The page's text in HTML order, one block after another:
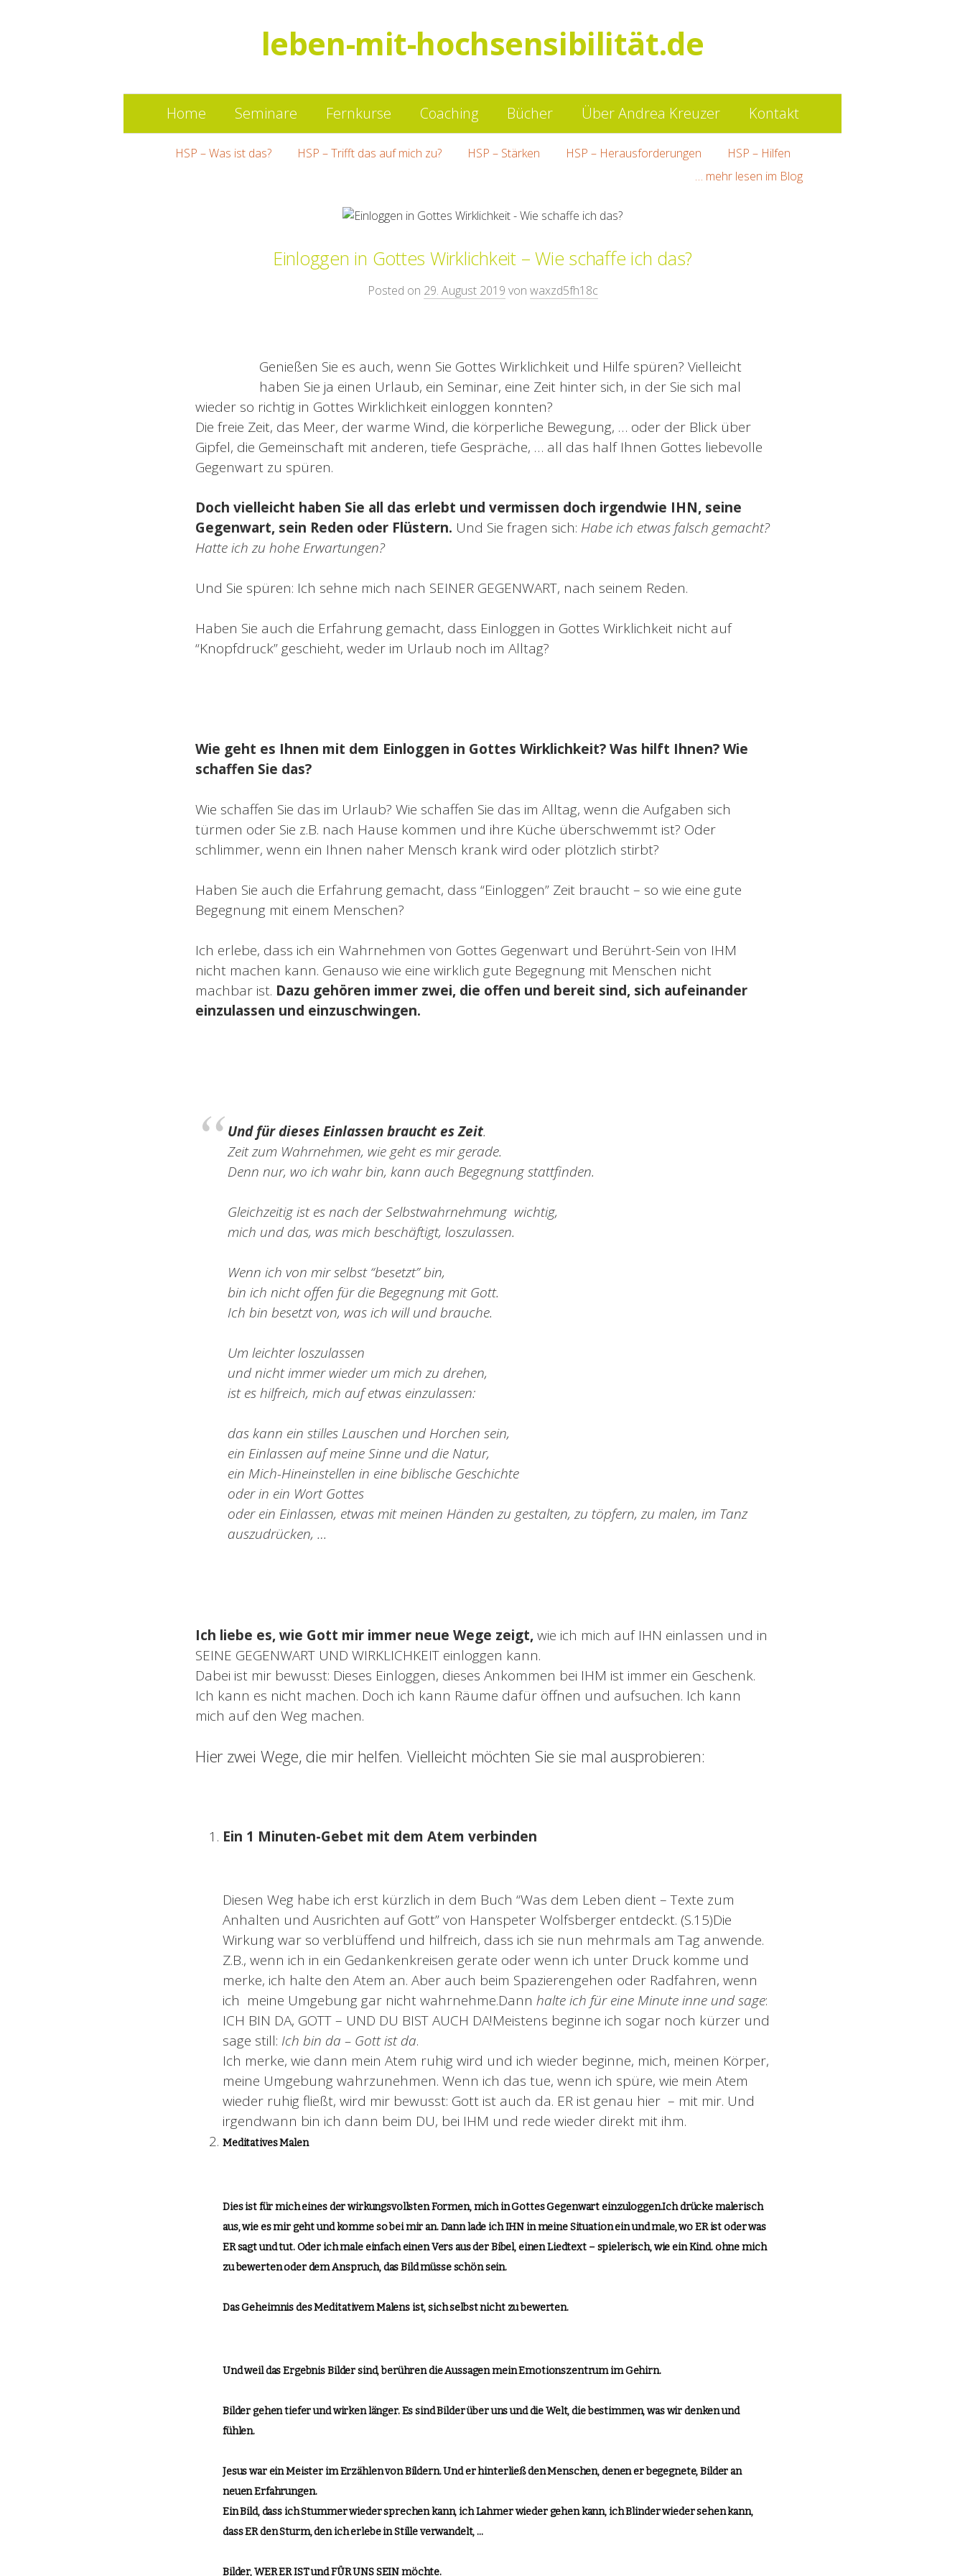
leben-mit-hochsensibilität.de
Springe
zum
Home Seminare Fernkurse Coaching Bücher Über Andrea Kreuzer Kontakt
HSP – Was ist das? HSP – Trifft das auf mich zu? HSP – Stärken HSP – Herausforderungen
HSP – Hilfen
… mehr lesen im Blog
Einloggen in Gottes Wirklichkeit – Wie schaffe ich das?
Posted on 29. August 2019 von waxzd5fh18c
Genießen Sie es auch, wenn Sie Gottes Wirklichkeit und Hilfe spüren? Vielleicht
haben Sie ja einen Urlaub, ein Seminar, eine Zeit hinter sich, in der Sie sich mal
wieder so richtig in Gottes Wirklichkeit einloggen konnten?
Die freie Zeit, das Meer, der warme Wind, die körperliche Bewegung, … oder der Blick über
Gipfel, die Gemeinschaft mit anderen, tiefe Gespräche, … all das half Ihnen Gottes liebevolle
Gegenwart zu spüren.
Doch vielleicht haben Sie all das erlebt und vermissen doch irgendwie IHN, seine
Gegenwart, sein Reden oder Flüstern. Und Sie fragen sich: Habe ich etwas falsch gemacht?
Hatte ich zu hohe Erwartungen?
Und Sie spüren: Ich sehne mich nach SEINER GEGENWART, nach seinem Reden.
Haben Sie auch die Erfahrung gemacht, dass Einloggen in Gottes Wirklichkeit nicht auf
“Knopfdruck” geschieht, weder im Urlaub noch im Alltag?
Wie geht es Ihnen mit dem Einloggen in Gottes Wirklichkeit? Was hilft Ihnen? Wie
schaffen Sie das?
Wie schaffen Sie das im Urlaub? Wie schaffen Sie das im Alltag, wenn die Aufgaben sich
türmen oder Sie z.B. nach Hause kommen und ihre Küche überschwemmt ist? Oder
schlimmer, wenn ein Ihnen naher Mensch krank wird oder plötzlich stirbt?
Haben Sie auch die Erfahrung gemacht, dass “Einloggen” Zeit braucht – so wie eine gute
Begegnung mit einem Menschen?
Ich erlebe, dass ich ein Wahrnehmen von Gottes Gegenwart und Berührt-Sein von IHM
nicht machen kann. Genauso wie eine wirklich gute Begegnung mit Menschen nicht
machbar ist. Dazu gehören immer zwei, die offen und bereit sind, sich aufeinander
einzulassen und einzuschwingen.
Und für dieses Einlassen braucht es Zeit.
Zeit zum Wahrnehmen, wie geht es mir gerade.
Denn nur, wo ich wahr bin, kann auch Begegnung stattfinden.
Gleichzeitig ist es nach der Selbstwahrnehmung wichtig,
mich und das, was mich beschäftigt, loszulassen.
Wenn ich von mir selbst “besetzt” bin,
bin ich nicht offen für die Begegnung mit Gott.
Ich bin besetzt von, was ich will und brauche.
Um leichter loszulassen
und nicht immer wieder um mich zu drehen,
ist es hilfreich, mich auf etwas einzulassen:
das kann ein stilles Lauschen und Horchen sein,
ein Einlassen auf meine Sinne und die Natur,
ein Mich-Hineinstellen in eine biblische Geschichte
oder in ein Wort Gottes
oder ein Einlassen, etwas mit meinen Händen zu gestalten, zu töpfern, zu malen, im Tanz
auszudrücken, …
Ich liebe es, wie Gott mir immer neue Wege zeigt,wie ich mich auf IHN einlassen und in
SEINE GEGENWART UND WIRKLICHKEIT einloggen kann.
Dabei ist mir bewusst: Dieses Einloggen, dieses Ankommen bei IHM ist immer ein Geschenk.
Ich kann es nicht machen. Doch ich kann Räume dafür öffnen und aufsuchen. Ich kann
mich auf den Weg machen.
Hier zwei Wege, die mir helfen. Vielleicht möchten Sie sie mal ausprobieren:
Ein 1 Minuten-Gebet mit dem Atem verbinden
Diesen Weg habe ich erst kürzlich in dem Buch “Was dem Leben dient – Texte zum
Anhalten und Ausrichten auf Gott” von Hanspeter Wolfsberger entdeckt. (S.15)Die
Wirkung war so verblüffend und hilfreich, dass ich sie nun mehrmals am Tag anwende.
Z.B., wenn ich in ein Gedankenkreisen gerate oder wenn ich unter Druck komme und
merke, ich halte den Atem an. Aber auch beim Spazierengehen oder Radfahren, wenn
ich meine Umgebung gar nicht wahrnehme.Dann halte ich für eine Minute inne und sage:
ICH BIN DA, GOTT – UND DU BIST AUCH DA!Meistens beginne ich sogar noch kürzer und
sage still: Ich bin da – Gott ist da.
Ich merke, wie dann mein Atem ruhig wird und ich wieder beginne, mich, meinen Körper,
meine Umgebung wahrzunehmen. Wenn ich das tue, wenn ich spüre, wie mein Atem
wieder ruhig fließt, wird mir bewusst: Gott ist auch da. ER ist genau hier – mit mir. Und
irgendwann bin ich dann beim DU, bei IHM und rede wieder direkt mit ihm.
Meditatives Malen
Dies ist für mich eines der wirkungsvollsten Formen, mich in Gottes Gegenwart einzuloggen.Ich drücke malerisch
aus, wie es mir geht und komme so bei mir an. Dann lade ich IHN in meine Situation ein und male, wo ER ist oder was
ER sagt und tut. Oder ich male einfach einen Vers aus der Bibel, einen Liedtext – spielerisch, wie ein Kind. ohne mich
zu bewerten oder dem Anspruch, das Bild müsse schön sein.
Das Geheimnis des Meditativem Malens ist, sich selbst nicht zu bewerten.
Und weil das Ergebnis Bilder sind, berühren die Aussagen mein Emotionszentrum im Gehirn.
Bilder gehen tiefer und wirken länger. Es sind Bilder über uns und die Welt, die bestimmen, was wir denken und
fühlen.
Jesus war ein Meister im Erzählen von Bildern. Und er hinterließ den Menschen, denen er begegnete, Bilder an
neuen Erfahrungen.
Ein Bild, dass ich Stummer wieder sprechen kann, ich Lahmer wieder gehen kann, ich Blinder wieder sehen kann,
dass ER den Sturm, den ich erlebe in Stille verwandelt, …
Bilder, WER ER IST und FÜR UNS SEIN möchte.